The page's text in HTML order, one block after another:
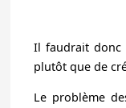
Il faudrait donc
plutôt que de
Le problème